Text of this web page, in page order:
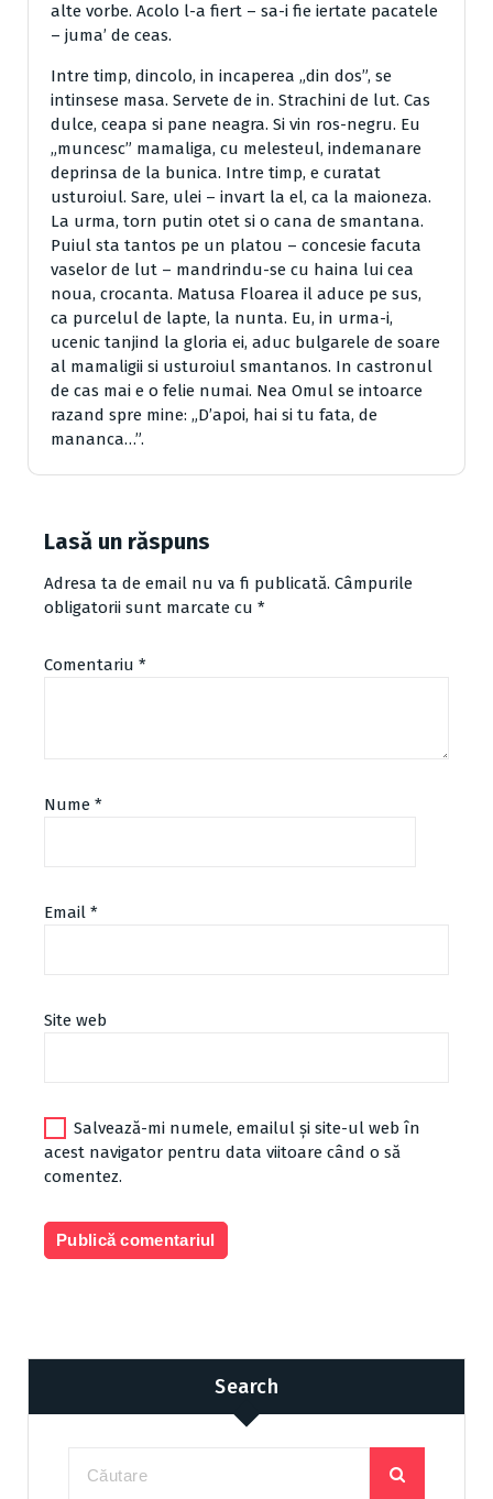
alte vorbe. Acolo l-a fiert – sa-i fie iertate pacatele
– juma’ de ceas.
Intre timp, dincolo, in incaperea „din dos”, se
intinsese masa. Servete de in. Strachini de lut. Cas
dulce, ceapa si pane neagra. Si vin ros-negru. Eu
„muncesc” mamaliga, cu melesteul, indemanare
deprinsa de la bunica. Intre timp, e curatat
usturoiul. Sare, ulei – invart la el, ca la maioneza.
La urma, torn putin otet si o cana de smantana.
Puiul sta tantos pe un platou – concesie facuta
vaselor de lut – mandrindu-se cu haina lui cea
noua, crocanta. Matusa Floarea il aduce pe sus,
ca purcelul de lapte, la nunta. Eu, in urma-i,
ucenic tanjind la gloria ei, aduc bulgarele de soare
al mamaligii si usturoiul smantanos. In castronul
de cas mai e o felie numai. Nea Omul se intoarce
razand spre mine: „D’apoi, hai si tu fata, de
mananca…”.
Lasă un răspuns
Adresa ta de email nu va fi publicată. Câmpurile
obligatorii sunt marcate cu *
Comentariu *
Nume *
Email *
Site web
Salvează-mi numele, emailul și site-ul web în
acest navigator pentru data viitoare când o să
comentez.
Search